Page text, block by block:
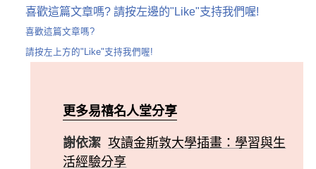
喜歡這篇文章嗎? 請按左邊的"Like"支持我們喔!
喜歡這篇文章嗎?
請按左上方的"Like"支持我們喔!
更多易禧名人堂分享
謝依潔 攻讀金斯敦大學插畫：學習與生
活經驗分享